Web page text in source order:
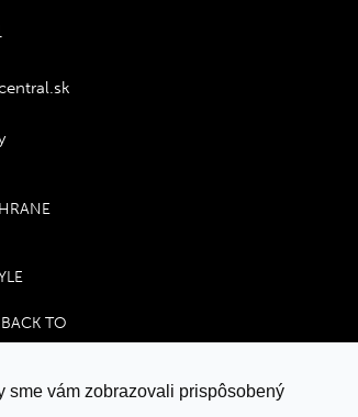
sme vám zobrazovali prispôsobený
TO